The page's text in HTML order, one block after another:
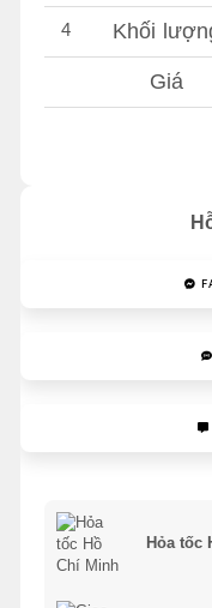
Hỏa tốc
4 Khối
Giá